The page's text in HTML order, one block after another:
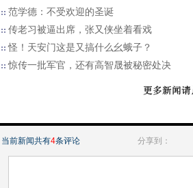
范学德：不受欢迎的圣诞
传老习被逼出席，张又侠坐着看戏
怪！天安门这是又搞什么幺蛾子？
惊传一批军官，还有高智晟被秘密处决
当前新闻共有4条评论 分享到：